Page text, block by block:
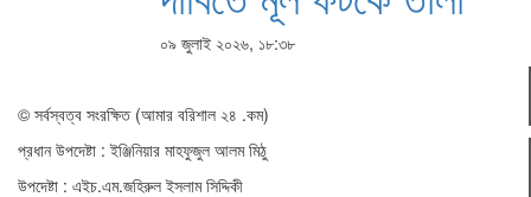
০৯ জুলাই ২০২৬, ১৮:৩৮
© সর্বস্বত্ব সংরক্ষিত (আমার বরিশাল ২৪ .কম)
প্রধান ‍উপদেষ্টা : ‍ইঞ্জিনিয়ার মাহফুজুল আলম মিঠু
উপদেষ্টা : এইচ.এম.জহিরুল ইসলাম সিদ্দিকী